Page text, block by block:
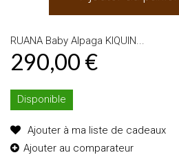
RUANA Baby Alpaga KIQUIN...
290,00 €
Disponible
Ajouter à ma liste de cadeaux
Ajouter au comparateur